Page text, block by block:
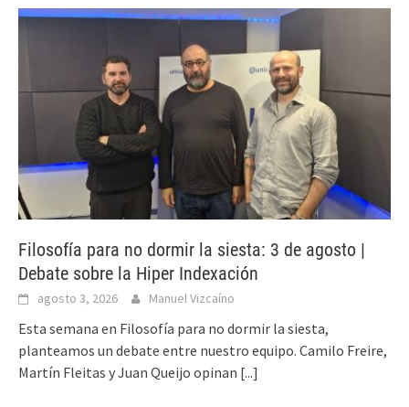
Filosofía para no dormir la siesta: 3 de agosto |
Debate sobre la Hiper Indexación
agosto 3, 2026 Manuel Vizcaíno
Esta semana en Filosofía para no dormir la siesta,
planteamos un debate entre nuestro equipo. Camilo Freire,
Martín Fleitas y Juan Queijo opinan [...]